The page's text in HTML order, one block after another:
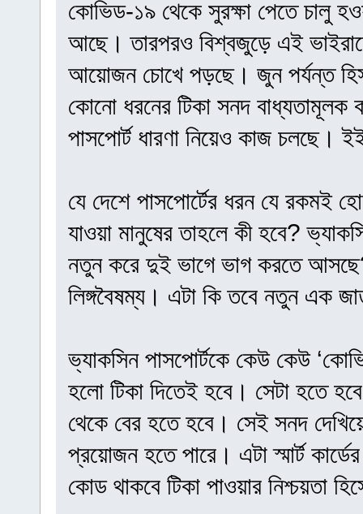
কোভিড-১৯ থেকে সুরক্ষা পেতে চালু
আছে। তারপরও বিশ্বজুড়ে এই
আয়োজন চোখে পড়ছে। জুন পর্যন্ত
কোনো ধরনের টিকা সনদ বাধ্যতামূলক
পাসপোর্ট ধারণা নিয়েও কাজ চলছে।
যে দেশে পাসপোর্টের ধরন যে রকমই
যাওয়া মানুষের তাহলে কী হবে?
নতুন করে দুই ভাগে ভাগ করতে আসছে?
লিঙ্গবৈষম্য। এটা কি তবে নতুন এক
ভ্যাকসিন পাসপোর্টকে কেউ কেউ
হলো টিকা দিতেই হবে। সেটা হতে
থেকে বের হতে হবে। সেই সনদ
প্রয়োজন হতে পারে। এটা স্মার্ট
কোড থাকবে টিকা পাওয়ার নিশ্চয়তা